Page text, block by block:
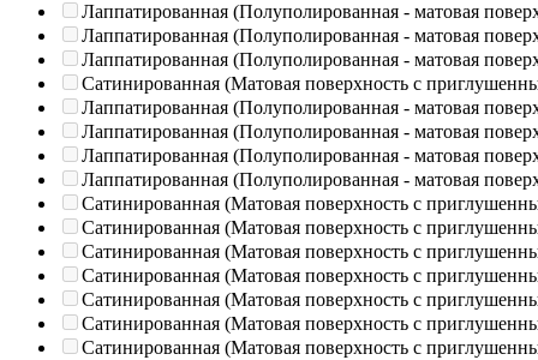
Лаппатированная (Полуполированная - матовая
Лаппатированная (Полуполированная - матовая
Лаппатированная (Полуполированная - матовая
Сатинированная (Матовая поверхность с
Лаппатированная (Полуполированная - матовая
Лаппатированная (Полуполированная - матовая
Лаппатированная (Полуполированная - матовая
Лаппатированная (Полуполированная - матовая
Сатинированная (Матовая поверхность с
Сатинированная (Матовая поверхность с
Сатинированная (Матовая поверхность с
Сатинированная (Матовая поверхность с
Сатинированная (Матовая поверхность с
Сатинированная (Матовая поверхность с
Сатинированная (Матовая поверхность с